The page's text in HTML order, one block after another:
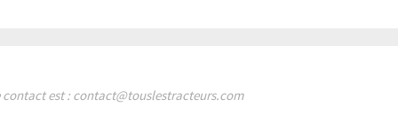
est : contact@touslestracteurs.com